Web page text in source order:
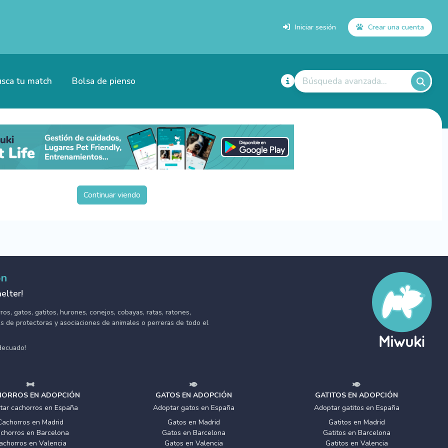
Iniciar sesión Crear una cuenta
tu match Bolsa de pienso Búsqueda avanzada...
Continuar viendo
gatos, gatitos, hurones, conejos, cobayas, ratas, ratones,
de protectoras y asociaciones de animales o perreras de todo el
EN ADOPCIÓN
cachorros en España
en Madrid
en Barcelona
en Valencia
GATOS EN ADOPCIÓN
Adoptar gatos en España
Gatos en Madrid
Gatos en Barcelona
Gatos en Valencia
GATITOS EN ADOPCIÓN
Adoptar gatitos en España
Gatitos en Madrid
Gatitos en Barcelona
Gatitos en Valencia